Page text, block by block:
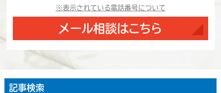
※表示されている電話番号について
メール相談はこちら
記事検索